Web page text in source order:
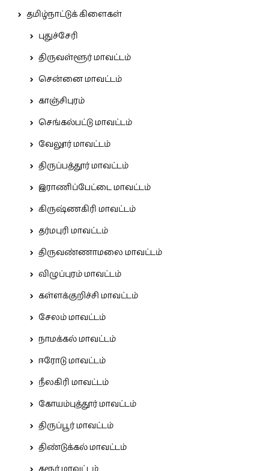
தமிழ்நாட்டுக் கிளைகள்
புதுச்சேரி
திருவள்ளூர் மாவட்டம்
சென்னை மாவட்டம்
காஞ்சிபுரம்
செங்கல்பட்டு மாவட்டம்
வேலூர் மாவட்டம்
திருப்பத்தூர் மாவட்டம்
இராணிப்பேட்டை மாவட்டம்
கிருஷ்ணகிரி மாவட்டம்
தர்மபுரி மாவட்டம்
திருவண்ணாமலை மாவட்டம்
விழுப்புரம் மாவட்டம்
கள்ளக்குறிச்சி மாவட்டம்
சேலம் மாவட்டம்
நாமக்கல் மாவட்டம்
ஈரோடு மாவட்டம்
நீலகிரி மாவட்டம்
கோயம்புத்தூர் மாவட்டம்
திருப்பூர் மாவட்டம்
திண்டுக்கல் மாவட்டம்